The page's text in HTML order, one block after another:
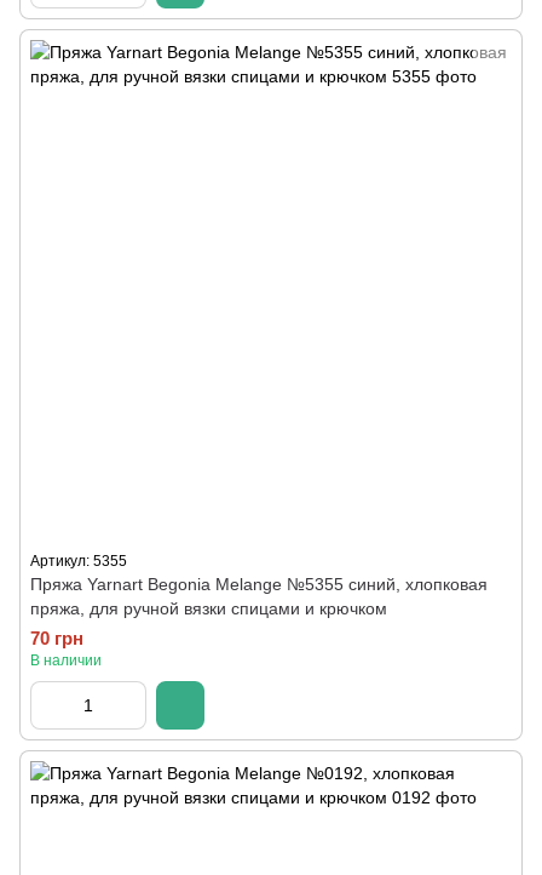
Артикул: 5355
Пряжа Yarnart Begonia Melange №5355 синий, хлопковая
пряжа, для ручной вязки спицами и крючком
70 грн
В наличии